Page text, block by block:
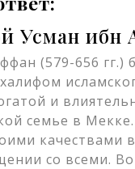
Усман ибн
(579-656 гг.)
и
семье в
качествами
со всеми.